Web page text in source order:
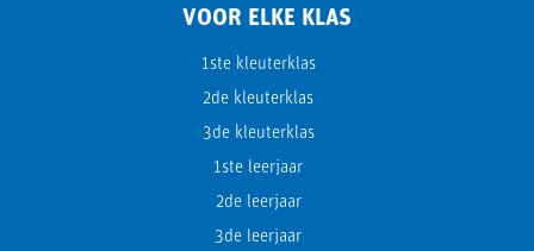
VOOR ELKE KLAS
1ste kleuterklas
2de kleuterklas
3de kleuterklas
1ste leerjaar
2de leerjaar
3de leerjaar